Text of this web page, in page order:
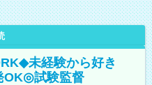
未経験から好き
OK◎試験監督